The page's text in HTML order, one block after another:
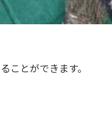
ことができます。